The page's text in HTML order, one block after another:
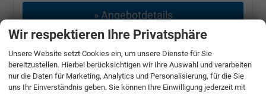
» Angebotdetails
incl. 19% MwSt.
Wir respektieren Ihre Privatsphäre
Unsere Website setzt Cookies ein, um unsere Dienste für Sie
bereitzustellen. Hierbei berücksichtigen wir Ihre Auswahl und verarbeiten
nur die Daten für Marketing, Analytics und Personalisierung, für die Sie
uns Ihr Einverständnis geben. Sie können Ihre Einwilligung jederzeit mit